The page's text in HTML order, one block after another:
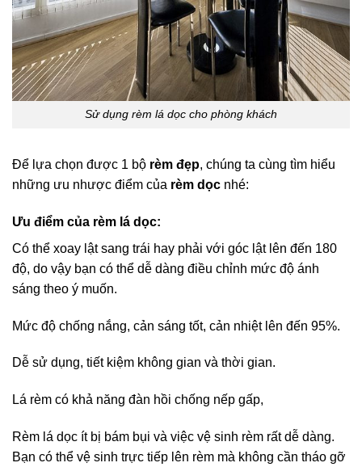
Sử dụng rèm lá dọc cho phòng khách
Để lựa chọn được 1 bộ rèm đẹp, chúng ta cùng tìm hiểu
những ưu nhược điểm của rèm dọc nhé:
Ưu điểm của rèm lá dọc:
Có thể xoay lật sang trái hay phải với góc lật lên đến 180
độ, do vậy bạn có thể dễ dàng điều chỉnh mức độ ánh
sáng theo ý muốn.
Mức độ chống nắng, cản sáng tốt, cản nhiệt lên đến 95%.
Dễ sử dụng, tiết kiệm không gian và thời gian.
Lá rèm có khả năng đàn hồi chống nếp gấp,
Rèm lá dọc ít bị bám bụi và việc vệ sinh rèm rất dễ dàng.
Bạn có thể vệ sinh trực tiếp lên rèm mà không cần tháo gỡ